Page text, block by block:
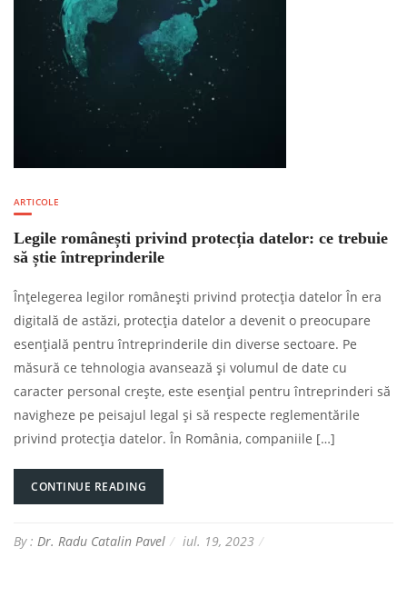
ARTICOLE
Legile românești privind protecția datelor: ce trebuie
să știe întreprinderile
Înțelegerea legilor românești privind protecția datelor În era
digitală de astăzi, protecția datelor a devenit o preocupare
esențială pentru întreprinderile din diverse sectoare. Pe
măsură ce tehnologia avansează și volumul de date cu
caracter personal crește, este esențial pentru întreprinderi să
navigheze pe peisajul legal și să respecte reglementările
privind protecția datelor. În România, companiile […]
CONTINUE READING
By : Dr. Radu Catalin Pavel iul. 19, 2023